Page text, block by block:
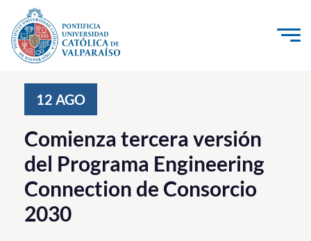
Click acá para ir directamente al contenido
Investigación, Creación e Innovación
PUCV Internacional
Vinculación con el Medio
Admisión
12 AGO
Comienza tercera versión
del Programa Engineering
Connection de Consorcio
2030